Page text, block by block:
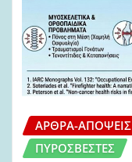
ΆΡΘΡΑ-ΑΠΌΨΕΙΣ
ΠΥΡΟΣΒΈΣΤΕΣ